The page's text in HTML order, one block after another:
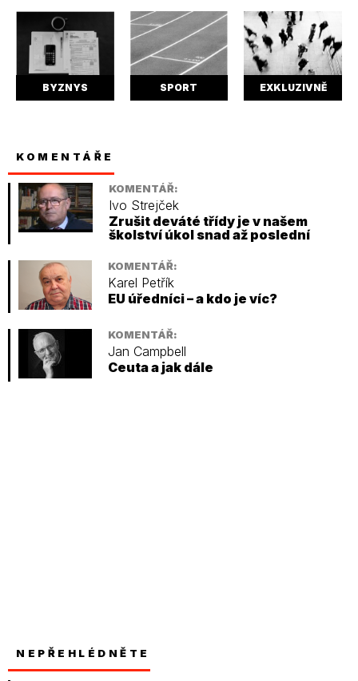
BYZNYS SPORT EXKLUZIVNĚ
KOMENTÁŘE
KOMENTÁŘ:
Ivo Strejček
Zrušit deváté třídy je v našem
školství úkol snad až poslední
KOMENTÁŘ:
Karel Petřík
EU úředníci – a kdo je víc?
KOMENTÁŘ:
Jan Campbell
Ceuta a jak dále
NEPŘEHLÉDNĚTE